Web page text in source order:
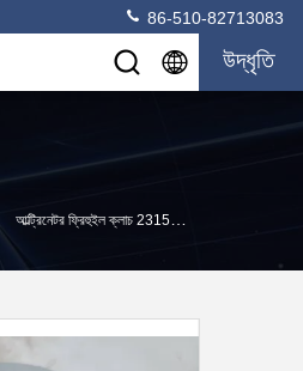
86-510-82713083
উদ্ধৃতি
আল্ট্রিনেটর ফ্রিহুইল ক্লাচ 23151-EN20A অটো বিয়ারিং জন্য নিসান ব্লুবার্ড সিলফি টিয়ানা